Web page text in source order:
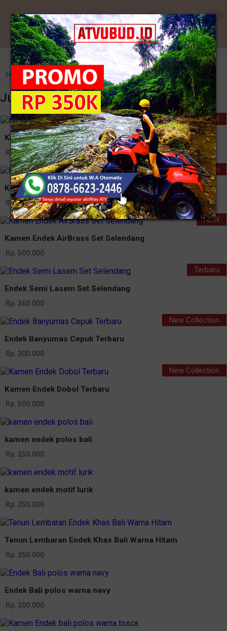
Kategori
Home > Endek Bali >Jual Baju Tenun Ikat Online
Jual Baju Tenun Ikat Online
NEW
Kamen Endek Semi Lasem
Rp. 480.000
New Collection
Kamen Endek Catri Set Selendang
Rp. 445.000
NEW
Kamen Endek AirBrass Set Selendang
Rp. 500.000
Terbaru
Endek Semi Lasem Set Selendang
Rp. 360.000
New Collection
Endek Banyumas Cepuk Terbaru
Rp. 300.000
New Collection
Kamen Endek Dobol Terbaru
Rp. 500.000
kamen endek polos bali
Rp. 250.000
kamen endek motif lurik
Rp. 250.000
Tenun Lembaran Endek Khas Bali Warna Hitam
Rp. 250.000
Endek Bali polos warna navy
Rp. 200.000